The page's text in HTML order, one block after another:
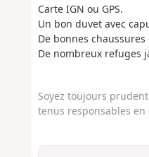
Carte IGN ou GPS.
Un bon duvet avec
De bonnes
De nombreux refuges
Soyez toujours
tenus responsables